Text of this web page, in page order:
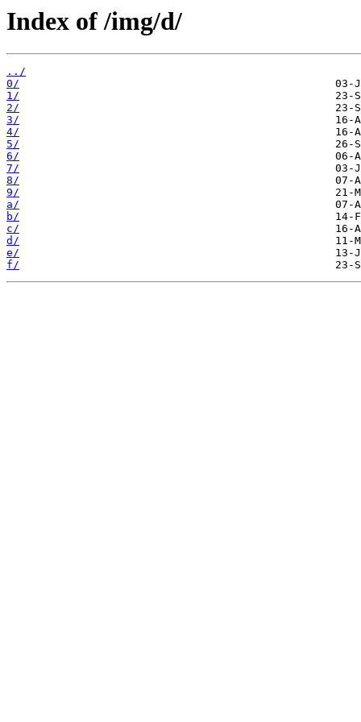
Index of /img/d/
../
0/
1/
2/
3/
4/
5/
6/
7/
8/
9/
a/
b/
c/
d/
e/
f/